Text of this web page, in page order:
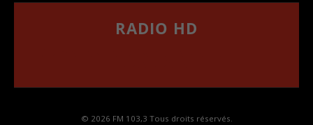
RADIO HD
© 2026 FM 103,3 Tous droits réservés.